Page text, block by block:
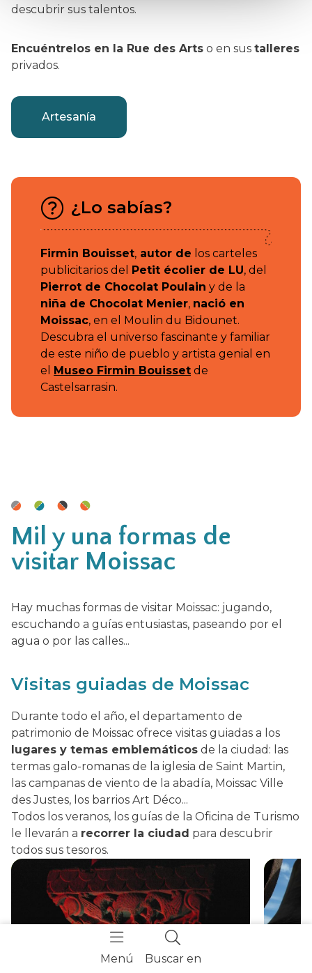
Menú Buscar en
descubrir sus talentos.
Encuéntrelos en la Rue des Arts o en sus talleres
privados.
Artesanía
¿Lo sabías?
Firmin Bouisset, autor de los carteles
publicitarios del Petit écolier de LU, del
Pierrot de Chocolat Poulain y de la
niña de Chocolat Menier, nació en
Moissac, en el Moulin du Bidounet.
Descubra el universo fascinante y familiar
de este niño de pueblo y artista genial en
el Museo Firmin Bouisset de
Castelsarrasin.
Mil y una formas de
visitar Moissac
Hay muchas formas de visitar Moissac: jugando,
escuchando a guías entusiastas, paseando por el
agua o por las calles...
Visitas guiadas de Moissac
Durante todo el año, el departamento de
patrimonio de Moissac ofrece visitas guiadas a los
lugares y temas emblemáticos de la ciudad: las
termas galo-romanas de la iglesia de Saint Martin,
las campanas de viento de la abadía, Moissac Ville
des Justes, los barrios Art Déco...
Todos los veranos, los guías de la Oficina de Turismo
le llevarán a recorrer la ciudad para descubrir
todos sus tesoros.